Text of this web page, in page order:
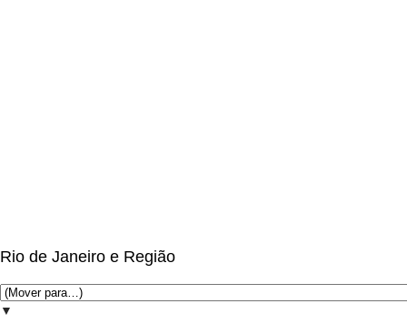
Rio de Janeiro e Região
▼